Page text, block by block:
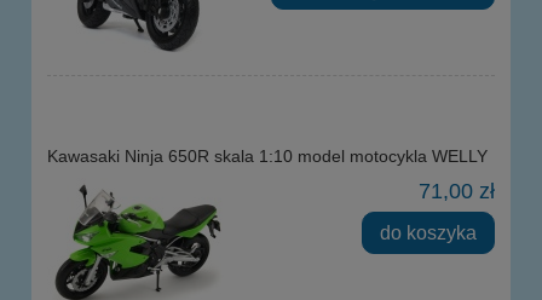
Kawasaki Ninja 650R skala 1:10 model motocykla WELLY
71,00 zł
do koszyka